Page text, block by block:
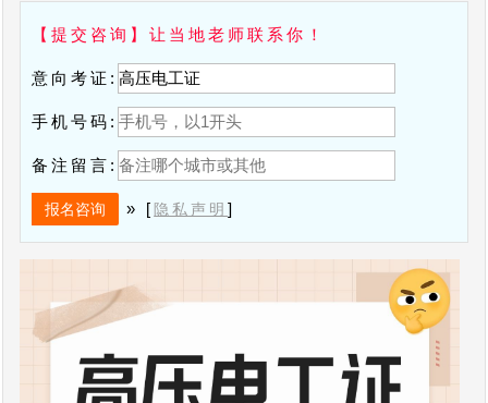
【提交咨询】让当地老师联系你！
意向考证:
手机号码:
备注留言:
» [隐私声明]